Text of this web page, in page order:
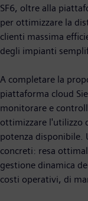
SF6, oltre alla
per ottimizzare la
clienti massima
degli impianti
A completare la
piattaforma cloud
monitorare e
ottimizzare l'utilizzo
potenza disponibile.
concreti: resa
gestione dinamica
costi operativi, di